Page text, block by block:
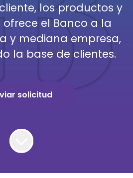
los productos y
ofrece el Banco a la
y mediana empresa,
la base de clientes.
solicitud